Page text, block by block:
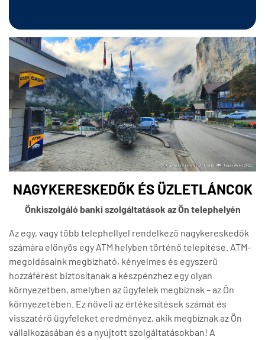
NAGYKERESKEDŐK ÉS ÜZLETLÁNCOK
Önkiszolgáló banki szolgáltatások az Ön telephelyén
Az egy, vagy több telephellyel rendelkező nagykereskedők
számára előnyös egy ATM helyben történő telepítése. ATM-
megoldásaink megbízható, kényelmes és egyszerű
hozzáférést biztosítanak a készpénzhez egy olyan
környezetben, amelyben az ügyfelek megbíznak – az Ön
környezetében. Ez növeli az értékesítések számát és
visszatérő ügyfeleket eredményez, akik megbíznak az Ön
vállalkozásában és a nyújtott szolgáltatásokban! A